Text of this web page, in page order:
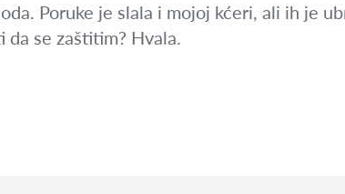
Poruke je slala i mojoj kćeri, ali ih je
se zaštitim? Hvala.